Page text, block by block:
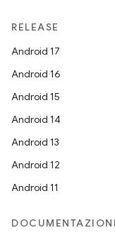
RELEASE
Android 17
Android 16
Android 15
Android 14
Android 13
Android 12
Android 11